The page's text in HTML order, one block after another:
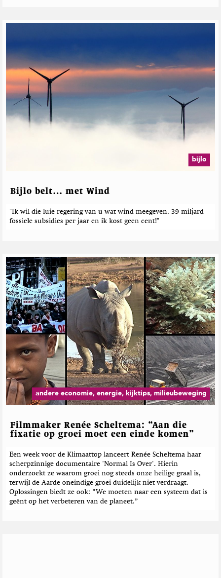
bijlo
Bijlo belt… met Wind
"Ik wil die luie regering van u wat wind meegeven. 39 miljard
fossiele subsidies per jaar en ik kost geen cent!"
andere economie, energie, kijktips, milieubeweging
Filmmaker Renée Scheltema: “Aan die
fixatie op groei moet een einde komen”
Een week voor de Klimaattop lanceert Renée Scheltema haar
scherpzinnige documentaire 'Normal Is Over'. Hierin
onderzoekt ze waarom groei nog steeds onze heilige graal is,
terwijl de Aarde oneindige groei duidelijk niet verdraagt.
Oplossingen biedt ze ook: “We moeten naar een systeem dat is
geënt op het verbeteren van de planeet.”